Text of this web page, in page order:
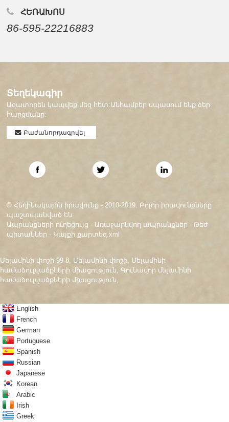
ՀԵՌԱԽՈՍ
86-595-22216883
Տեղեկագիր
Ազատորեն կապվեք մեզ հետ:Անհամբեր սպասում ենք ձեր
հարցմանը:
Բաժանորդագրվել
© Հեղինակային իրավունք - 2010-2019. Բոլոր իրավունքները
պաշտպանված են:
Ապրանքների ուղեցույց - Առաջարկվող ապրանքներ - Թեժ
պիտակներ - Կայքի քարտեզ.xml
Մելամինի փոշի 99 8, Մելամինի փոշի, Մելամինի
համաձուլվածքների միացություն, Գունավոր մելամինի
համաձուլվածքների միացություն,
English
French
German
Portuguese
Spanish
Russian
Japanese
Korean
Arabic
Irish
Greek